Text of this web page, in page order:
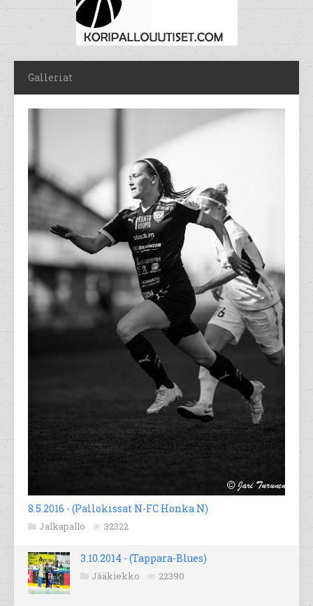
Galleriat
8.5.2016 - (Pallokissat N-FC Honka N)
Jalkapallo 32322
3.10.2014 - (Tappara-Blues)
Jääkiekko 22390